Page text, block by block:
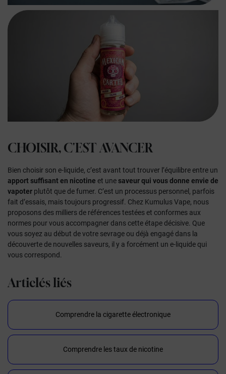
CHOISIR, C'EST AVANCER
Bien choisir son e-liquide, c’est avant tout trouver l’équilibre entre un
apport suffisant en nicotine et une saveur qui vous donne envie de
vapoter plutôt que de fumer. C’est un processus personnel, parfois
fait d’essais, mais toujours progressif. Chez Kumulus Vape, nous
proposons des milliers de références testées et conformes aux
normes pour vous accompagner dans cette étape décisive. Que
vous soyez au début de votre sevrage ou déjà engagé dans la
découverte de nouvelles saveurs, il y a forcément un e-liquide qui
vous correspond.
Articlés liés
Comprendre la cigarette électronique
Comprendre les taux de nicotine